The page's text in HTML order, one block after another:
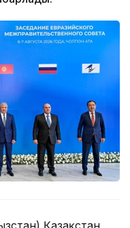
Қазақстан